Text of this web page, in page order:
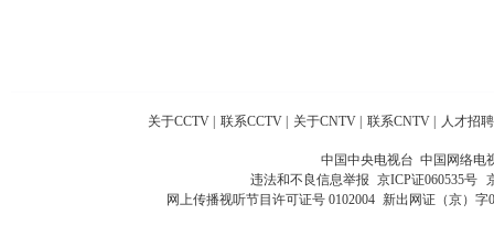
关于CCTV 联系CCTV 关于CNTV 联系CNTV 人才招聘
中国中央电视台 中国网络电
违法和不良信息举报 京ICP证060535号
网上传播视听节目许可证号 0102004 新出网证（京）